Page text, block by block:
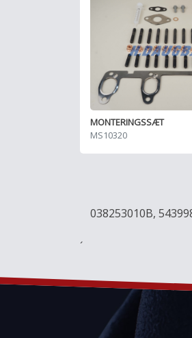
MONTERINGSSÆT
MS10320
038253010B,
´